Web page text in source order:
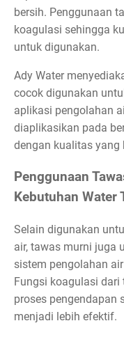
bersih. Penggunaan
koagulasi sehingga
untuk digunakan.
Ady Water
cocok digunakan
aplikasi pengolahan
diaplikasikan pada
dengan kualitas yang
Penggunaan
Kebutuhan Water
Selain digunakan
air, tawas murni juga
sistem pengolahan
Fungsi koagulasi
proses pengendapan
menjadi lebih efektif.